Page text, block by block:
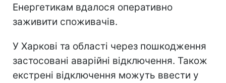
Енергетикам вдалося оперативно
заживити споживачів.
У Харкові та області через пошкодження
застосовані аварійні відключення. Також
екстрені відключення можуть ввести у